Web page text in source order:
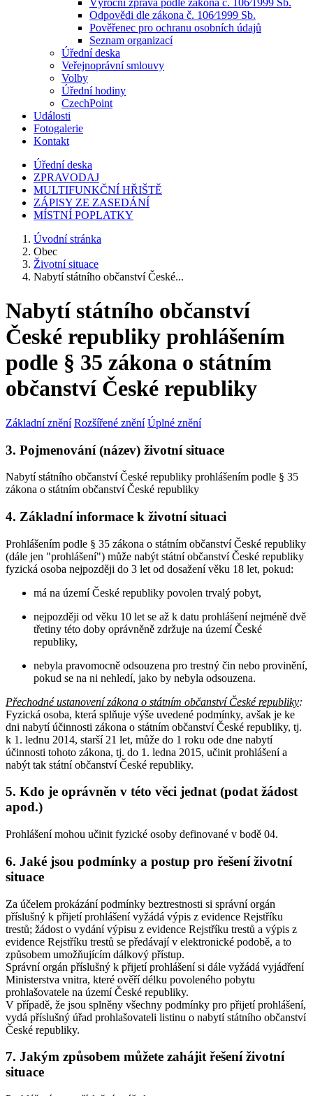
Výroční zpráva podle zákona č. 106⁄1999 Sb.
Odpovědi dle zákona č. 106⁄1999 Sb.
Pověřenec pro ochranu osobních údajů
Seznam organizací
Úřední deska
Veřejnoprávní smlouvy
Volby
Úřední hodiny
CzechPoint
Události
Fotogalerie
Kontakt
Úřední deska
ZPRAVODAJ
MULTIFUNKČNÍ HŘIŠTĚ
ZÁPISY ZE ZASEDÁNÍ
MÍSTNÍ POPLATKY
Úvodní stránka
Obec
Životní situace
Nabytí státního občanství České...
Nabytí státního občanství
České republiky prohlášením
podle § 35 zákona o státním
občanství České republiky
Základní znění Rozšířené znění Úplné znění
3. Pojmenování (název) životní situace
Nabytí státního občanství České republiky prohlášením podle § 35
zákona o státním občanství České republiky
4. Základní informace k životní situaci
Prohlášením podle § 35 zákona o státním občanství České republiky
(dále jen "prohlášení") může nabýt státní občanství České republiky
fyzická osoba nejpozději do 3 let od dosažení věku 18 let, pokud:
má na území České republiky povolen trvalý pobyt,
nejpozději od věku 10 let se až k datu prohlášení nejméně dvě
třetiny této doby oprávněně zdržuje na území České
republiky,
nebyla pravomocně odsouzena pro trestný čin nebo provinění,
pokud se na ni nehledí, jako by nebyla odsouzena.
Přechodné ustanovení zákona o státním občanství České republiky:
Fyzická osoba, která splňuje výše uvedené podmínky, avšak je ke
dni nabytí účinnosti zákona o státním občanství České republiky, tj.
k 1. lednu 2014, starší 21 let, může do 1 roku ode dne nabytí
účinnosti tohoto zákona, tj. do 1. ledna 2015, učinit prohlášení a
nabýt tak státní občanství České republiky.
5. Kdo je oprávněn v této věci jednat (podat žádost
apod.)
Prohlášení mohou učinit fyzické osoby definované v bodě 04.
6. Jaké jsou podmínky a postup pro řešení životní
situace
Za účelem prokázání podmínky beztrestnosti si správní orgán
příslušný k přijetí prohlášení vyžádá výpis z evidence Rejstříku
trestů; žádost o vydání výpisu z evidence Rejstříku trestů a výpis z
evidence Rejstříku trestů se předávají v elektronické podobě, a to
způsobem umožňujícím dálkový přístup.
Správní orgán příslušný k přijetí prohlášení si dále vyžádá vyjádření
Ministerstva vnitra, které ověří délku povoleného pobytu
prohlašovatele na území České republiky.
V případě, že jsou splněny všechny podmínky pro přijetí prohlášení,
vydá příslušný úřad prohlašovateli listinu o nabytí státního občanství
České republiky.
7. Jakým způsobem můžete zahájit řešení životní
situace